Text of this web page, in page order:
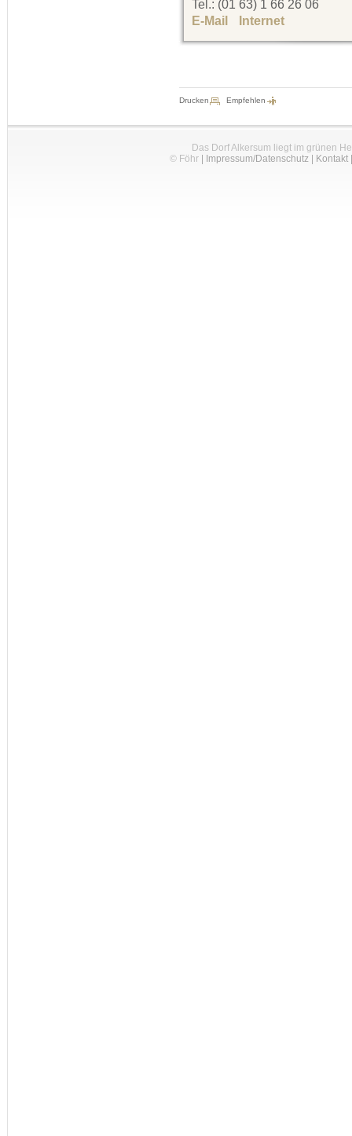
Tel.: (01 63) 1 66 26 06
E-Mail
Internet
Drucken Empfehlen
Das Dorf Alkersum liegt im grünen
© Föhr| Impressum/Datenschutz| Kontakt